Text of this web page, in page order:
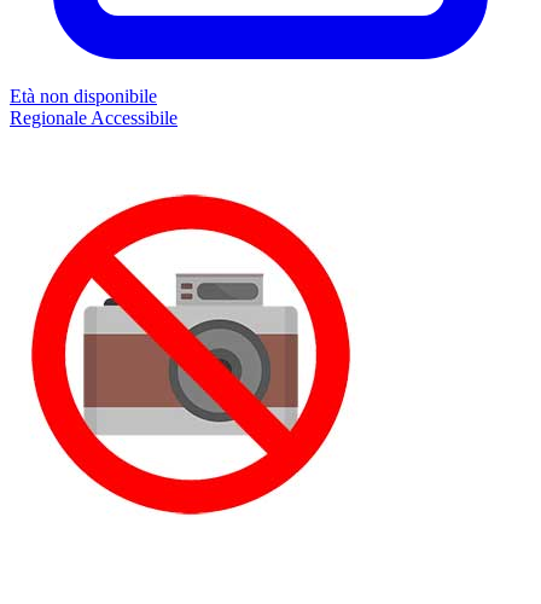
Età non disponibile
Regionale Accessibile